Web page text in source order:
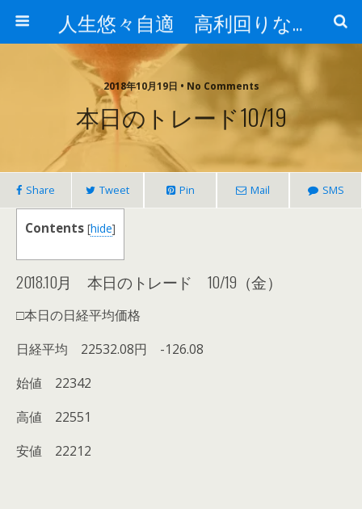
人生悠々自適 高利回りな投資法!
2018年10月19日 • No Comments
本日のトレード10/19
Share Tweet Pin Mail SMS
Contents [hide]
2018.10月 本日のトレード 10/19（金）
□本日の日経平均価格
日経平均 22532.08円 -126.08
始値 22342
高値 22551
安値 22212